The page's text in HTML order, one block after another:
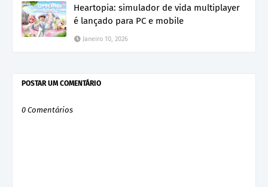
Heartopia: simulador de vida multiplayer
é lançado para PC e mobile
Janeiro 10, 2026
POSTAR UM COMENTÁRIO
0 Comentários